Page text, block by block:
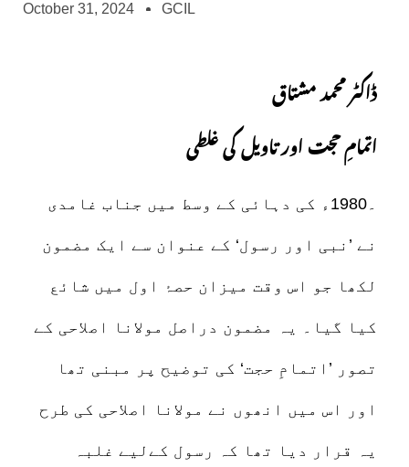
October 31, 2024 GCIL
ڈاکٹر محمد مشتاق
اتمامِ حجت اور تاویل کی غلطی
۔1980ء کی دہائی کے وسط میں جناب غامدی
نے ’نبی اور رسول‘ کے عنوان سے ایک مضمون
لکھا جو اس وقت میزان حصۂ اول میں شائع
کیا گیا۔ یہ مضمون دراصل مولانا اصلاحی کے
تصور ’اتمامِ حجت‘ کی توضیح پر مبنی تھا
اور اس میں انھوں نے مولانا اصلاحی کی طرح
یہ قرار دیا تھا کہ رسول کےلیے غلبہ